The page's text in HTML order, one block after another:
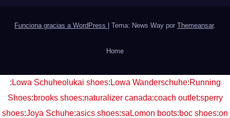
Funciona gracias a WordPress Tema: News Way por Themeansar.
Home
: Lowa Schuheolukai shoes: Lowa Wanderschuhe:Running
Shoes:brooks shoes:naturalizer canada:coach outlet:sperry
shoes:Joya Schuhe:asics shoes:saLomon boots:boc shoes:on